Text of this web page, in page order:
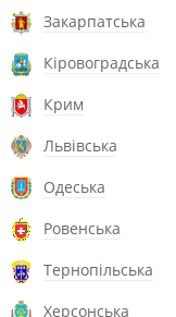
Закарпатська
Кіровоградська
Крим
Львівська
Одеська
Ровенська
Тернопільська
Херсонська